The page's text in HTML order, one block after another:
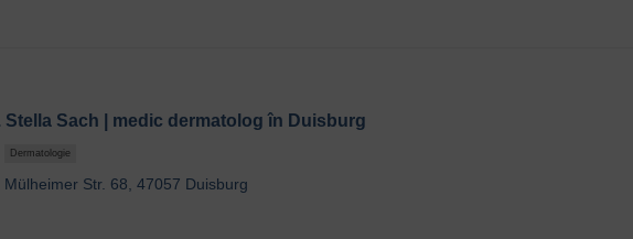
Stella Sach | medic dermatolog în Duisburg
Dermatologie
Mülheimer Str. 68, 47057 Duisburg